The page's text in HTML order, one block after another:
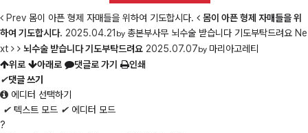
Prev 몸이 아픈 형제 자매들을 위하여 기도합시다.
몸이 아픈 형제 자매들을 위
하여 기도합시다. 2025.04.21 by 총본부사무 뇌수술 받습니다 기도부탁드려요 Ne
xt
뇌수술 받습니다 기도부탁드려요 2025.07.07by 마리아고레티
위로
아래로 댓글로 가기
인쇄
✔댓글 쓰기
에디터 선택하기
✔ 텍스트 모드 ✔ 에디터 모드
?